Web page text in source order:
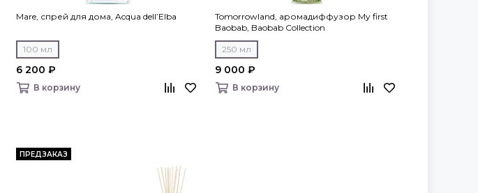
Mare, спрей для дома, Acqua dell’Elba
100 мл
6 200 ₽
В корзину
Tomorrowland, аромадиффузор My first
Baobab, Baobab Collection
250 мл
9 000 ₽
В корзину
ПРЕДЗАКАЗ